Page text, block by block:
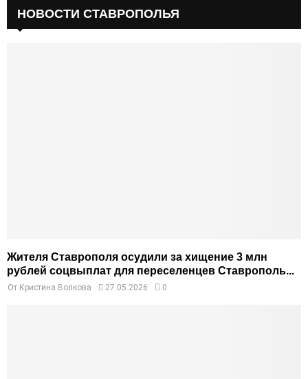
НОВОСТИ СТАВРОПОЛЬЯ
Жителя Ставрополя осудили за хищение 3 млн
рублей соцвыплат для переселенцев Ставрополь...
От Кристина Волкова 27.05.2026 0